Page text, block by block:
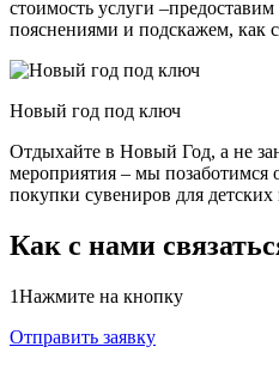
стоимость услуги
пояснениями и подскажем, как
Новый год под ключ
Отдыхайте в Новый Год, а не
мероприятия – мы позаботимся
покупки сувениров для детских
Как с нами
1Нажмите на кнопку
Отправить заявку